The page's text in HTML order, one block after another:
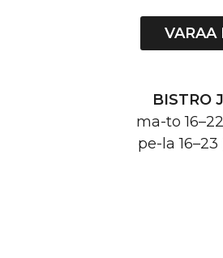
VARAA
BISTRO
ma-to
pe-la